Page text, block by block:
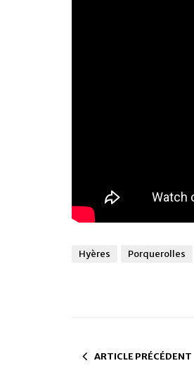
Hyères Porquerolles
ARTICLE PRÉCÉDENT